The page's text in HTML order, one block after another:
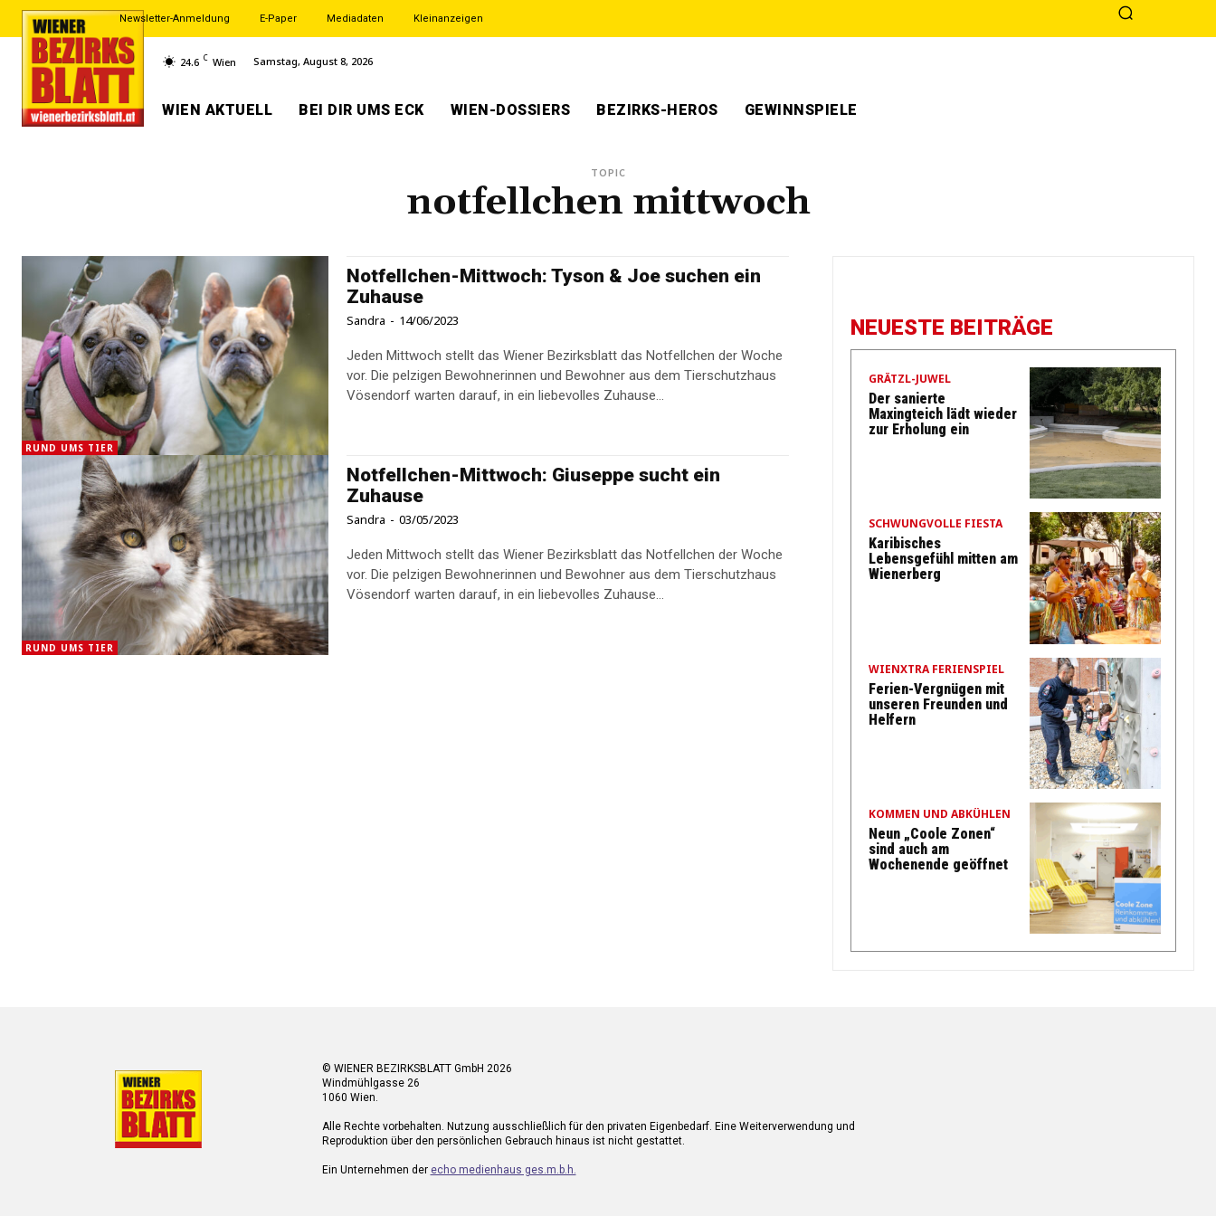
Newsletter-Anmeldung E-Paper Mediadaten Kleinanzeigen
24.6 C Wien Samstag, August 8, 2026
WIEN AKTUELL BEI DIR UMS ECK WIEN-DOSSIERS BEZIRKS-HEROS GEWINNSPIELE
TOPIC
notfellchen mittwoch
RUND UMS TIER
Notfellchen-Mittwoch: Tyson & Joe suchen ein
Zuhause
Sandra - 14/06/2023
Jeden Mittwoch stellt das Wiener Bezirksblatt das Notfellchen der Woche
vor. Die pelzigen Bewohnerinnen und Bewohner aus dem Tierschutzhaus
Vösendorf warten darauf, in ein liebevolles Zuhause...
RUND UMS TIER
Notfellchen-Mittwoch: Giuseppe sucht ein
Zuhause
Sandra - 03/05/2023
Jeden Mittwoch stellt das Wiener Bezirksblatt das Notfellchen der Woche
vor. Die pelzigen Bewohnerinnen und Bewohner aus dem Tierschutzhaus
Vösendorf warten darauf, in ein liebevolles Zuhause...
NEUESTE BEITRÄGE
GRÄTZL-JUWEL
Der sanierte
Maxingteich lädt wieder
zur Erholung ein
SCHWUNGVOLLE FIESTA
Karibisches
Lebensgefühl mitten am
Wienerberg
WIENXTRA FERIENSPIEL
Ferien-Vergnügen mit
unseren Freunden und
Helfern
KOMMEN UND ABKÜHLEN
Neun „Coole Zonen“
sind auch am
Wochenende geöffnet
© WIENER BEZIRKSBLATT GmbH 2026
Windmühlgasse 26
1060 Wien.
Alle Rechte vorbehalten. Nutzung ausschließlich für den privaten Eigenbedarf. Eine Weiterverwendung und
Reproduktion über den persönlichen Gebrauch hinaus ist nicht gestattet.
Ein Unternehmen der echo medienhaus ges.m.b.h.